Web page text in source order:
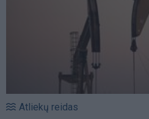
Atliekų reidas